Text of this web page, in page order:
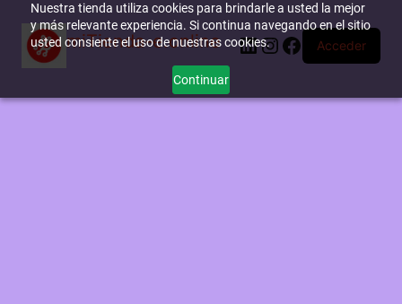
Nuestra tienda utiliza cookies para brindarle a usted la mejor
y más relevante experiencia. Si continua navegando en el sitio
usted consiente el uso de nuestras cookies.
Continuar
miTienda-e.online LinkedIn
Instagram
Facebook
Acceder